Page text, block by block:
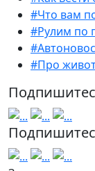
#Что вам
#Рулим по
#Про